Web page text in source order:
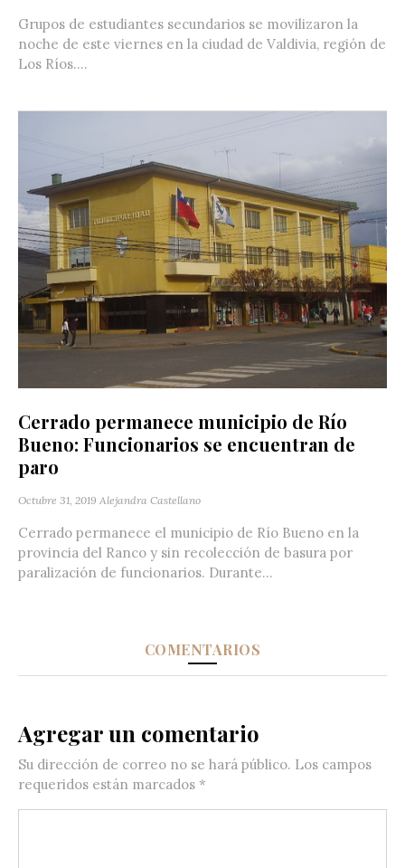
Grupos de estudiantes secundarios se movilizaron la
noche de este viernes en la ciudad de Valdivia, región de
Los Ríos....
Cerrado permanece municipio de Río
Bueno: Funcionarios se encuentran de
paro
Octubre 31, 2019 Alejandra Castellano
Cerrado permanece el municipio de Río Bueno en la
provincia del Ranco y sin recolección de basura por
paralización de funcionarios. Durante...
COMENTARIOS
Agregar un comentario
Su dirección de correo no se hará público. Los campos
requeridos están marcados *